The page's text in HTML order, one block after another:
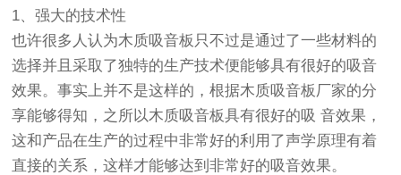
1、强大的技术性
也许很多人认为木质吸音板只不过是通过了一些材料的
选择并且采取了独特的生产技术便能够具有很好的吸音
效果。事实上并不是这样的，根据木质吸音板厂家的分
享能够得知，之所以木质吸音板具有很好的吸 音效果，
这和产品在生产的过程中非常好的利用了声学原理有着
直接的关系，这样才能够达到非常好的吸音效果。